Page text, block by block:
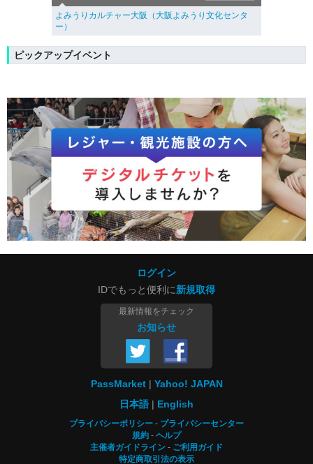
よみうりカルチャー大阪（大阪よみうり文化センタ
ー）
ピックアップイベント
ログイン
IDでもっと便利に新規取得
最新情報をチェック
お知らせ
PassMarket
Yahoo! JAPAN
日本語
English
プライバシーポリシー
プライバシーセンター
規約
ヘルプ
主催者ガイドライン
ご利用ガイド
特定商取引法の表示